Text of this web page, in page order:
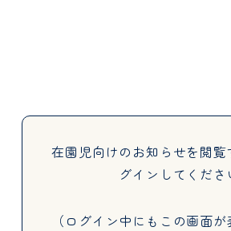
About
在園児向けのお知らせを閲覧
グインしてくださ
（ログイン中にもこの画面